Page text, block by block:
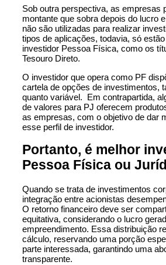
Sob outra perspectiva, as empresas
montante que sobra depois do lucro
não são utilizadas para realizar
tipos de aplicações, todavia, só
investidor Pessoa Física, como os
Tesouro Direto.
O investidor que opera como PF
cartela de opções de investimentos,
quanto variável. Em contrapartida,
de valores para PJ oferecem
as empresas, com o objetivo de dar
esse perfil de investidor.
Portanto, é melhor
Pessoa Fí­sica ou
Quando se trata de investimentos
integração entre acionistas
O retorno financeiro deve ser
equitativa, considerando o lucro
empreendimento. Essa distribuição
cálculo, reservando uma porção
parte interessada, garantindo uma
transparente.